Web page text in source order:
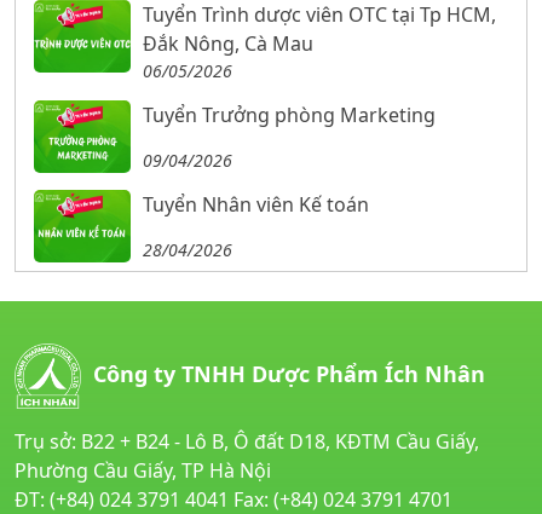
Tuyển Trình dược viên OTC tại Tp HCM,
Đắk Nông, Cà Mau
06/05/2026
Tuyển Trưởng phòng Marketing
09/04/2026
Tuyển Nhân viên Kế toán
28/04/2026
Công ty TNHH Dược Phẩm Ích Nhân
Trụ sở: B22 + B24 - Lô B, Ô đất D18, KĐTM Cầu Giấy,
Phường Cầu Giấy, TP Hà Nội
ĐT: (+84) 024 3791 4041 Fax: (+84) 024 3791 4701